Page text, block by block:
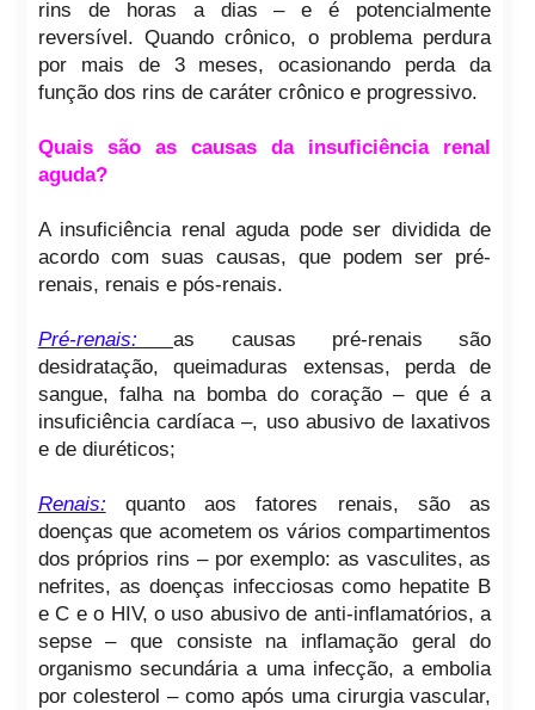
rins de horas a dias – e é potencialmente
reversível. Quando crônico, o problema perdura
por mais de 3 meses, ocasionando perda da
função dos rins de caráter crônico e progressivo.
Quais são as causas da insuficiência renal
aguda?
A insuficiência renal aguda pode ser dividida de
acordo com suas causas, que podem ser pré-
renais, renais e pós-renais.
Pré-renais:as causas pré-renais são
desidratação, queimaduras extensas, perda de
sangue, falha na bomba do coração – que é a
insuficiência cardíaca –, uso abusivo de laxativos
e de diuréticos;
Renais: quanto aos fatores renais, são as
doenças que acometem os vários compartimentos
dos próprios rins – por exemplo: as vasculites, as
nefrites, as doenças infecciosas como hepatite B
e C e o HIV, o uso abusivo de anti-inflamatórios, a
sepse – que consiste na inflamação geral do
organismo secundária a uma infecção, a embolia
por colesterol – como após uma cirurgia vascular,